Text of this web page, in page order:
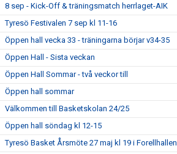
8 sep - Kick-Off & träningsmatch herrlaget-AIK
Tyresö Festivalen 7 sep kl 11-16
Öppen hall vecka 33 - träningarna börjar v34-35
Öppen Hall - Sista veckan
Öppen Hall Sommar - två veckor till
Öppen hall sommar
Välkommen till Basketskolan 24/25
Öppen hall söndag kl 12-15
Tyresö Basket Årsmöte 27 maj kl 19 i Forellhallen